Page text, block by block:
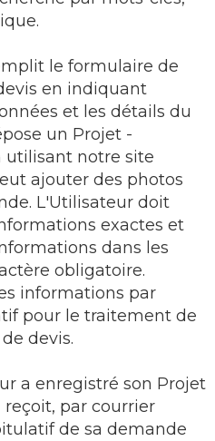
le formulaire de
en indiquant
et les détails du
un Projet -
utilisant notre site
ajouter des photos
L'Utilisateur doit
exactes et
dans les
obligatoire.
informations par
pour le traitement de
devis.
a enregistré son Projet
par courrier
de sa demande